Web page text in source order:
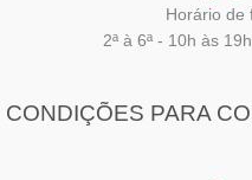
Horário de
2ª à 6ª - 10h às
CONDIÇÕES PARA